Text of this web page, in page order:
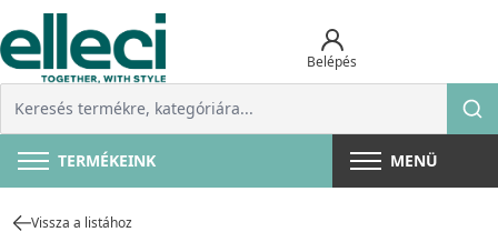
Belépés
TERMÉKEINK MENÜ
Vissza a listához